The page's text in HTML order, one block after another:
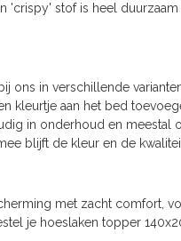
stof is heel
ons in verschillende
kleurtje aan het bed
in onderhoud en meestal
blijft de kleur en de
met zacht comfort,
je hoeslaken topper